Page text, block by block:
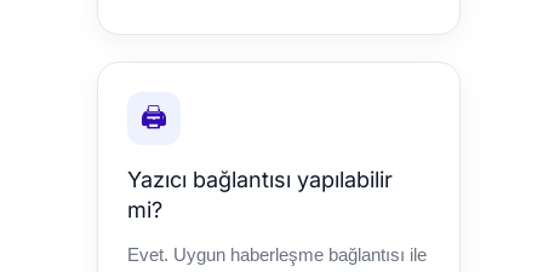
🖨️
Yazıcı bağlantısı yapılabilir
mi?
Evet. Uygun haberleşme bağlantısı ile